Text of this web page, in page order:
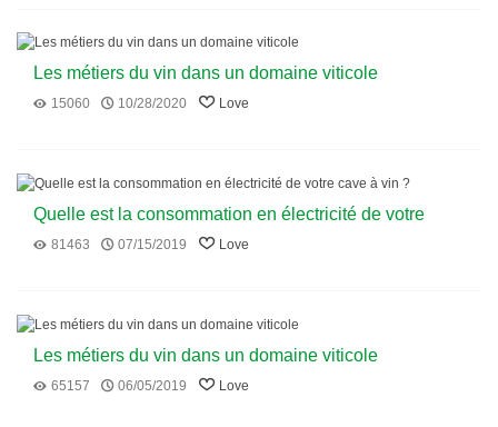
Les métiers du vin dans un domaine viticole
15060 10/28/2020 Love
Quelle est la consommation en électricité de votre
cave à vin ?
81463 07/15/2019 Love
Les métiers du vin dans un domaine viticole
65157 06/05/2019 Love